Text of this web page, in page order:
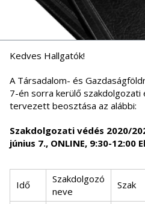
Kedves Hallgatók!
A Társadalom- és
7-én sorra kerülő szakdolgozati
tervezett beosztása az alábbi:
Szakdolgozati védés 2020/
június 7., ONLINE, 9:30-12:00
Idő
Szakdolgozó
neve
Szak